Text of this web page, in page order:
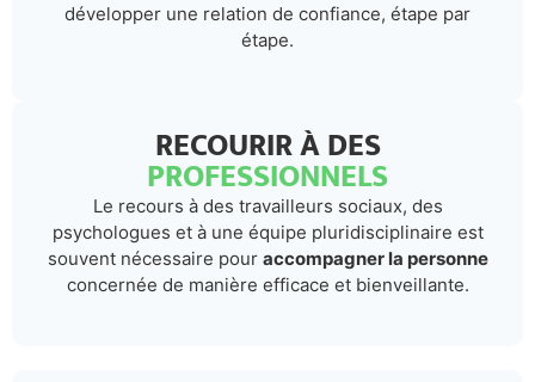
développer une relation de confiance, étape par
étape.
RECOURIR À DES
PROFESSIONNELS
Le recours à des travailleurs sociaux, des
psychologues et à une équipe pluridisciplinaire est
souvent nécessaire pour accompagner la personne
concernée de manière efficace et bienveillante.